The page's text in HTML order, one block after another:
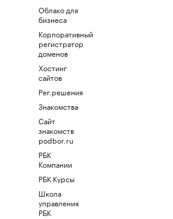
Облако для
бизнеса
Корпоративный
регистратор
доменов
Хостинг
сайтов
Рег.решения
Знакомства
Сайт
знакомств
podbor.ru
РБК
Компании
РБК Курсы
Школа
управления
РБК